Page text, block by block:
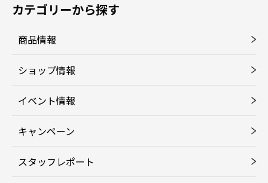
カテゴリーから探す
商品情報
ショップ情報
イベント情報
キャンペーン
スタッフレポート